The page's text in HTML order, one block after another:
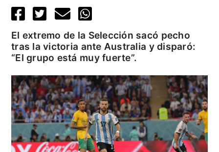
El extremo de la Selección sacó pecho
tras la victoria ante Australia y disparó:
“El grupo está muy fuerte”.